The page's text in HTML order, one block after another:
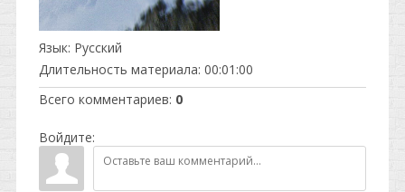
Язык: Русский
Длительность материала: 00:01:00
Всего комментариев: 0
Войдите: